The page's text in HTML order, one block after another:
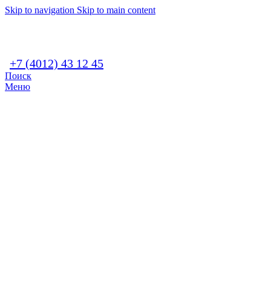
Skip to navigation Skip to main content
+7 (4012) 43 12 45
Поиск
Меню